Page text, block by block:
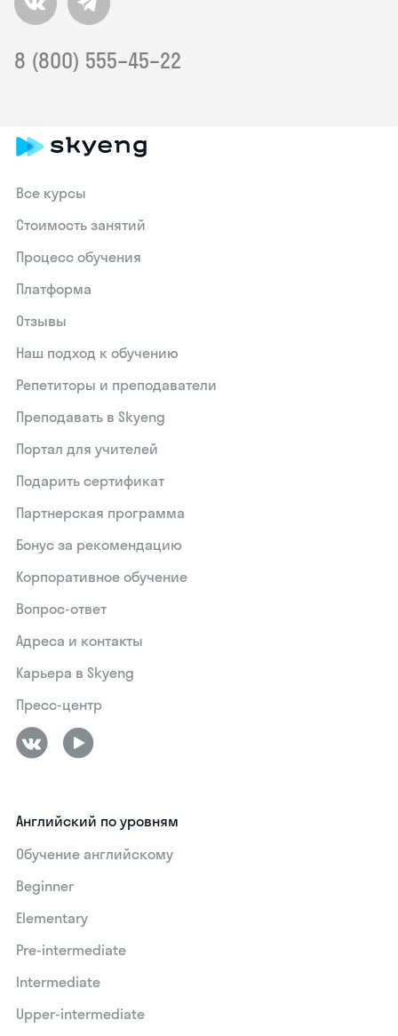
8 (800) 555–45–22
Все курсы
Стоимость занятий
Процесс обучения
Платформа
Отзывы
Наш подход к обучению
Репетиторы и преподаватели
Преподавать в Skyeng
Портал для учителей
Подарить сертификат
Партнерская программа
Бонус за рекомендацию
Корпоративное обучение
Вопрос-ответ
Адреса и контакты
Карьера в Skyeng
Пресс-центр
Английский по уровням
Обучение английскому
Beginner
Elementary
Pre-intermediate
Intermediate
Upper-intermediate